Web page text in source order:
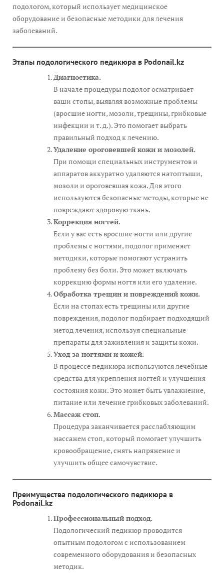
подологом, который использует медицинское
оборудование и безопасные методики для лечения
заболеваний.
Этапы подологического педикюра в Podonail.kz
Диагностика.
В начале процедуры подолог осматривает
ваши стопы, выявляя возможные проблемы
(вросшие ногти, мозоли, трещины, грибковые
инфекции и т. д.). Это помогает выбрать
правильный подход к лечению.
Удаление ороговевшей кожи и мозолей.
При помощи специальных инструментов и
аппаратов аккуратно удаляются натоптыши,
мозоли и ороговевшая кожа. Для этого
используются безопасные методы, которые не
повреждают здоровую ткань.
Коррекция ногтей.
Если у вас есть вросшие ногти или другие
проблемы с ногтями, подолог применяет
методики, которые помогают устранить
проблему без боли. Это может включать
коррекцию формы ногтя или его удаление.
Обработка трещин и повреждений кожи.
Если на стопах есть трещины или другие
повреждения, подолог подбирает подходящий
метод лечения, используя специальные
препараты для заживления и защиты кожи.
Уход за ногтями и кожей.
В процессе педикюра используются лечебные
средства для укрепления ногтей и улучшения
состояния кожи. Это может быть увлажнение,
питание или лечение грибковых заболеваний.
Массаж стоп.
Процедура заканчивается расслабляющим
массажем стоп, который помогает улучшить
кровообращение, снять напряжение и
улучшить общее самочувствие.
Преимущества подологического педикюра в
Podonail.kz
Профессиональный подход.
Подологический педикюр проводится
опытным подологом с использованием
современного оборудования и безопасных
методик.